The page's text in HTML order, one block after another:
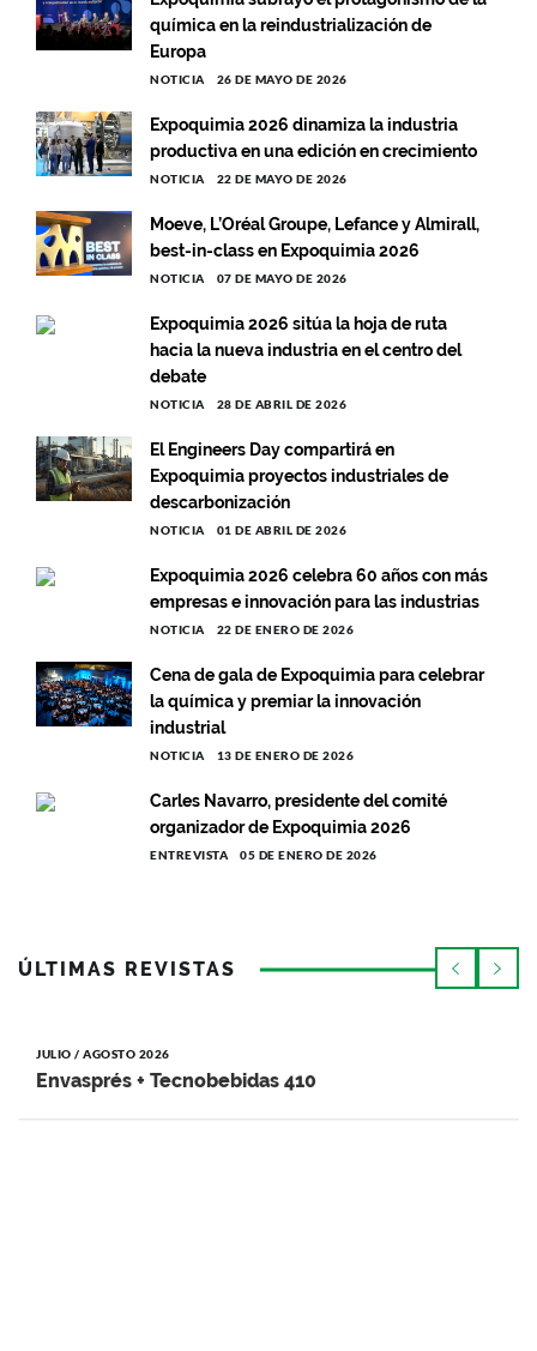
química en la reindustrialización de
Europa
NOTICIA 26 DE MAYO DE 2026
Expoquimia 2026 dinamiza la industria
productiva en una edición en crecimiento
NOTICIA 22 DE MAYO DE 2026
Moeve, L’Oréal Groupe, Lefance y Almirall,
best-in-class en Expoquimia 2026
NOTICIA 07 DE MAYO DE 2026
Expoquimia 2026 sitúa la hoja de ruta
hacia la nueva industria en el centro del
debate
NOTICIA 28 DE ABRIL DE 2026
El Engineers Day compartirá en
Expoquimia proyectos industriales de
descarbonización
NOTICIA 01 DE ABRIL DE 2026
Expoquimia 2026 celebra 60 años con más
empresas e innovación para las industrias
NOTICIA 22 DE ENERO DE 2026
Cena de gala de Expoquimia para celebrar
la química y premiar la innovación
industrial
NOTICIA 13 DE ENERO DE 2026
Carles Navarro, presidente del comité
organizador de Expoquimia 2026
ENTREVISTA 05 DE ENERO DE 2026
ÚLTIMAS REVISTAS
JULIO / AGOSTO 2026
Envasprés + Tecnobebidas 410